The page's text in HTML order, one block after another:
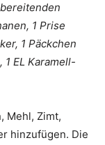
1 Prise
1 Päckchen
1 EL Karamell-
Mehl, Zimt,
hinzufügen. Die